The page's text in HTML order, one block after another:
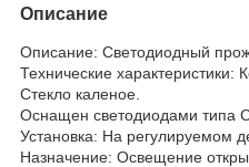
Описание
Описание: Светодиодный
Технические характеристики:
Стекло каленое.
Оснащен светодиодами типа
Установка: На регулируемом
Назначение: Освещение